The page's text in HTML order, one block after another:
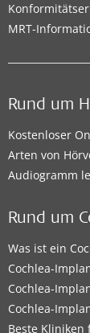
MRT-
Rund um
Kostenloser
Arten von
Audiogramm
Rund um
Was ist ein
Cochlea-
Cochlea-
Cochlea-
Beste